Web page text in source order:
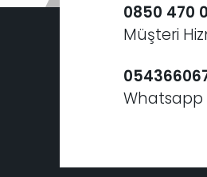
0850 470 0
Müşteri
Whatsapp